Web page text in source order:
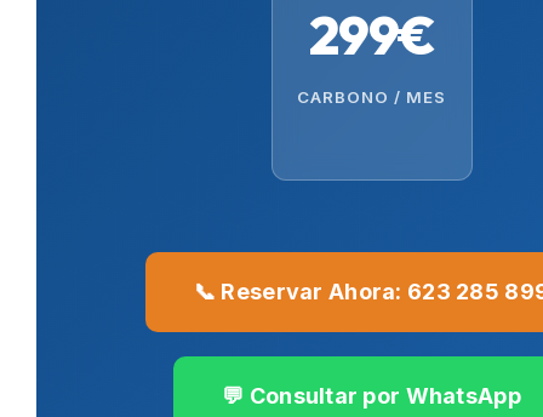
299€
CARBONO / MES
📞 Reservar Ahora: 623 285
💬 Consultar por WhatsApp